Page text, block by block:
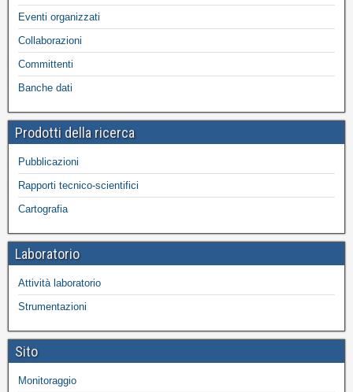
Eventi organizzati
Collaborazioni
Committenti
Banche dati
Prodotti della ricerca
Pubblicazioni
Rapporti tecnico-scientifici
Cartografia
Laboratorio
Attività laboratorio
Strumentazioni
Sito
Monitoraggio